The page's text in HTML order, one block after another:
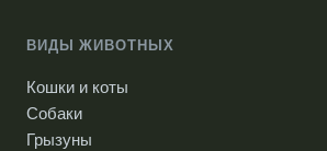
ВИДЫ ЖИВОТНЫХ
Кошки и коты
Собаки
Грызуны